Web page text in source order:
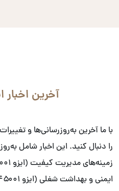
آخرین اخبار
با ما آخرین به‌روزرسانی‌ها و
را دنبال کنید. این اخبار شامل